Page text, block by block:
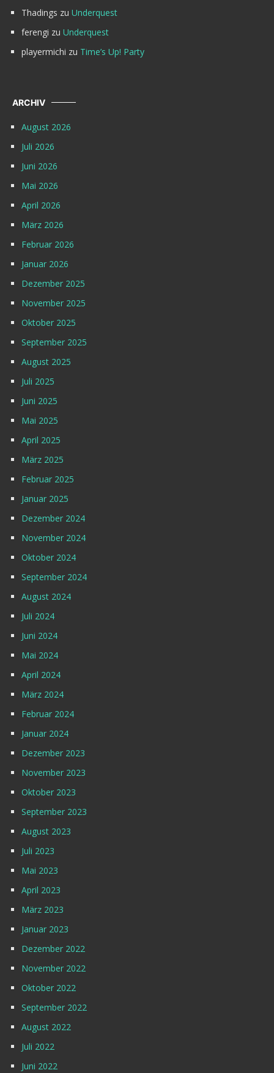
Thadings zu Underquest
ferengi zu Underquest
playermichi zu Time’s Up! Party
ARCHIV
August 2026
Juli 2026
Juni 2026
Mai 2026
April 2026
März 2026
Februar 2026
Januar 2026
Dezember 2025
November 2025
Oktober 2025
September 2025
August 2025
Juli 2025
Juni 2025
Mai 2025
April 2025
März 2025
Februar 2025
Januar 2025
Dezember 2024
November 2024
Oktober 2024
September 2024
August 2024
Juli 2024
Juni 2024
Mai 2024
April 2024
März 2024
Februar 2024
Januar 2024
Dezember 2023
November 2023
Oktober 2023
September 2023
August 2023
Juli 2023
Mai 2023
April 2023
März 2023
Januar 2023
Dezember 2022
November 2022
Oktober 2022
September 2022
August 2022
Juli 2022
Juni 2022